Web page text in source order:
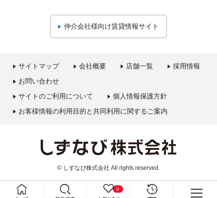
0
仲介会社様向け賃貸情報サイト
サイトマップ 会社概要 店舗一覧
採用情報
お問い合わせ
サイトのご利用について
個人情報保護方針
お客様情報の利用目的と共同利用に関するご案内
© しずなび株式会社 All rights reserved.